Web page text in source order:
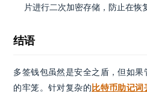
片进行二次加密存储，防止在恢
结语
多签钱包虽然是安全之盾，但如
的牢笼。针对复杂的比特币助记词